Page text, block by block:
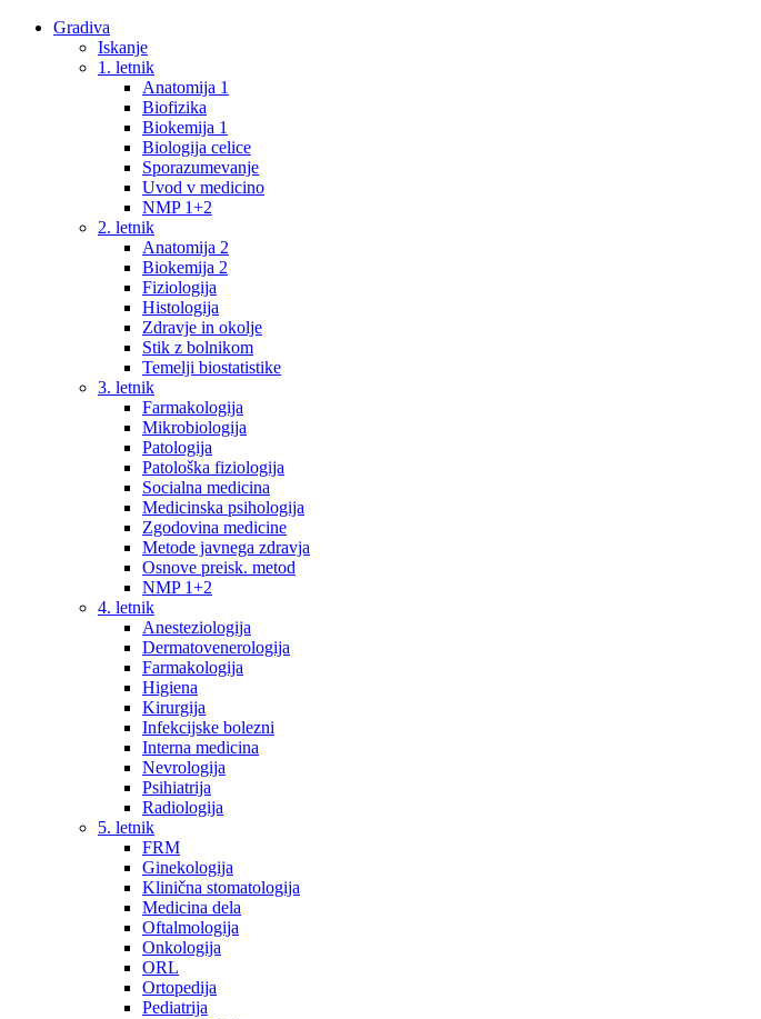
Gradiva
Iskanje
1. letnik
Anatomija 1
Biofizika
Biokemija 1
Biologija celice
Sporazumevanje
Uvod v medicino
NMP 1+2
2. letnik
Anatomija 2
Biokemija 2
Fiziologija
Histologija
Zdravje in okolje
Stik z bolnikom
Temelji biostatistike
3. letnik
Farmakologija
Mikrobiologija
Patologija
Patološka fiziologija
Socialna medicina
Medicinska psihologija
Zgodovina medicine
Metode javnega zdravja
Osnove preisk. metod
NMP 1+2
4. letnik
Anesteziologija
Dermatovenerologija
Farmakologija
Higiena
Kirurgija
Infekcijske bolezni
Interna medicina
Nevrologija
Psihiatrija
Radiologija
5. letnik
FRM
Ginekologija
Klinična stomatologija
Medicina dela
Oftalmologija
Onkologija
ORL
Ortopedija
Pediatrija